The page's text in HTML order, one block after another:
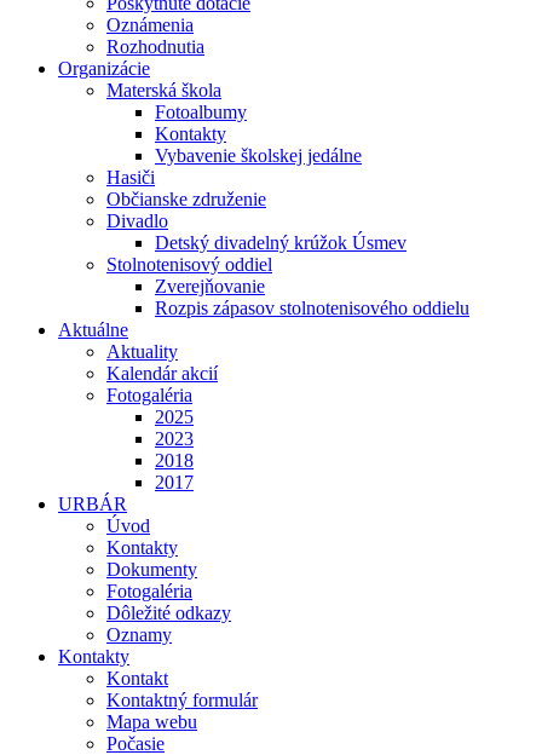
Oznámenia
Rozhodnutia
Organizácie
Materská škola
Fotoalbumy
Kontakty
Vybavenie školskej jedálne
Hasiči
Občianske združenie
Divadlo
Detský divadelný krúžok Úsmev
Stolnotenisový oddiel
Zverejňovanie
Rozpis zápasov stolnotenisového oddielu
Aktuálne
Aktuality
Kalendár akcií
Fotogaléria
2025
2023
2018
2017
URBÁR
Úvod
Kontakty
Dokumenty
Fotogaléria
Dôležité odkazy
Oznamy
Kontakty
Kontakt
Kontaktný formulár
Mapa webu
Počasie